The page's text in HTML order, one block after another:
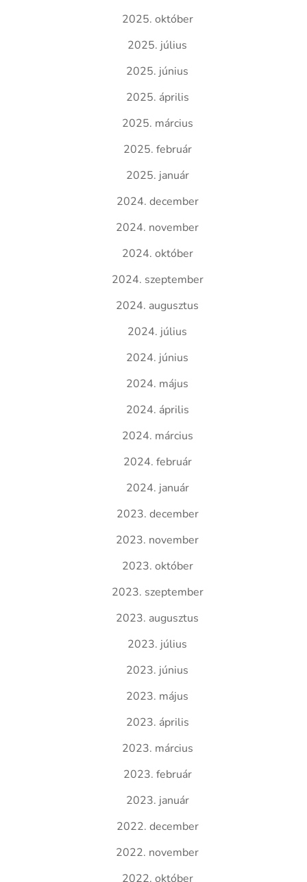
2025. október
2025. július
2025. június
2025. április
2025. március
2025. február
2025. január
2024. december
2024. november
2024. október
2024. szeptember
2024. augusztus
2024. július
2024. június
2024. május
2024. április
2024. március
2024. február
2024. január
2023. december
2023. november
2023. október
2023. szeptember
2023. augusztus
2023. július
2023. június
2023. május
2023. április
2023. március
2023. február
2023. január
2022. december
2022. november
2022. október